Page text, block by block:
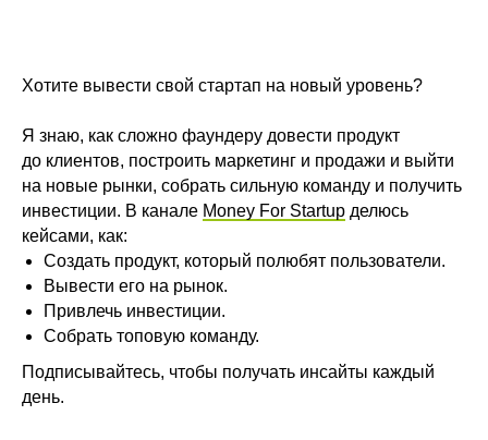
Хотите вывести свой стартап на новый уровень?
Я знаю, как сложно фаундеру довести продукт
до клиентов, построить маркетинг и продажи и выйти
на новые рынки, собрать сильную команду и получить
инвестиции. В канале Money For Startup делюсь
кейсами, как:
Создать продукт, который полюбят пользователи.
Вывести его на рынок.
Привлечь инвестиции.
Собрать топовую команду.
Подписывайтесь, чтобы получать инсайты каждый
день.